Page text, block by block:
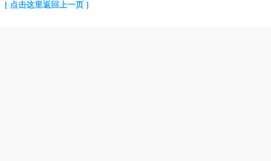
[ 点击这里返回上一页 ]